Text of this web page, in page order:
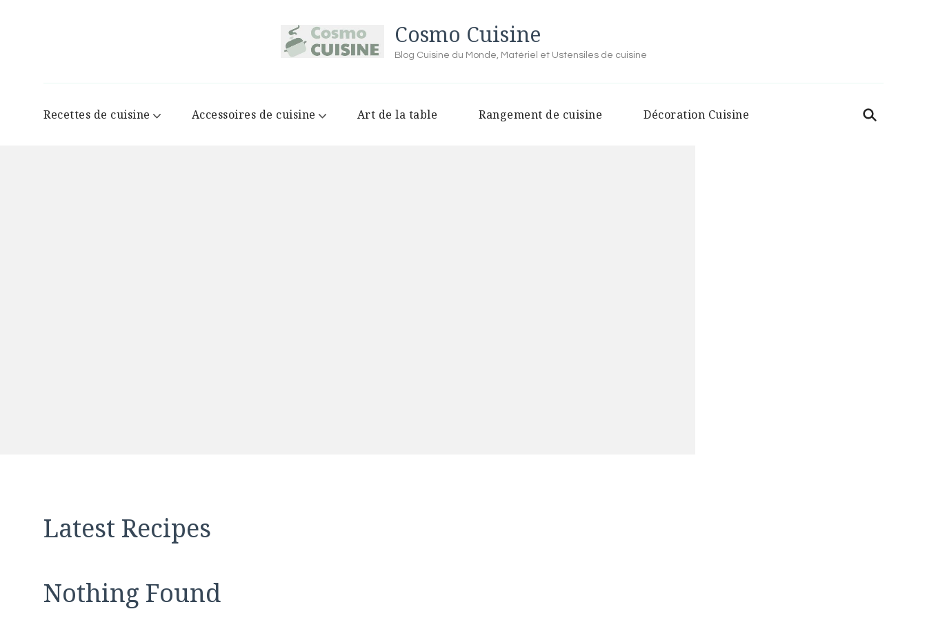
Cosmo Cuisine
Blog Cuisine du Monde, Matériel et Ustensiles de cuisine
Recettes de cuisine Accessoires de cuisine Art de la table Rangement de cuisine Décoration Cuisine
Latest Recipes
Nothing Found